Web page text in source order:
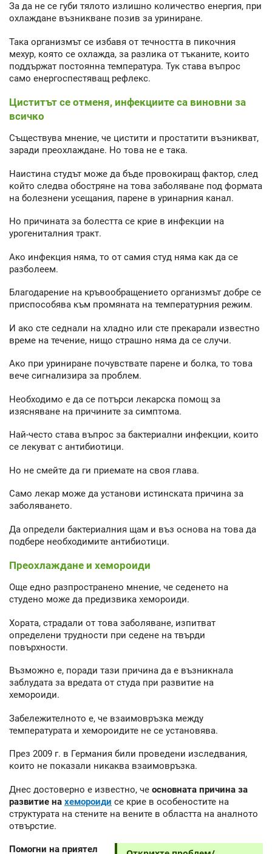
За да не се губи тялото излишно количество енергия, при
охлаждане възникване позив за уриниране.
Така организмът се избавя от течността в пикочния
мехур, която се охлажда, за разлика от тъканите, които
поддържат постоянна температура. Тук става въпрос
само енергоспестяващ рефлекс.
Циститът се отменя, инфекциите са виновни за
всичко
Съществува мнение, че цистити и простатити възникват,
заради преохлаждане. Но това не е така.
Наистина студът може да бъде провокиращ фактор, след
който следва обостряне на това заболяване под формата
на болезнени усещания, парене в уринарния канал.
Но причината за болестта се крие в инфекции на
урогениталния тракт.
Ако инфекция няма, то от самия студ няма как да се
разболеем.
Благодарение на кръвообращението организмът добре се
приспособява към промяната на температурния режим.
И ако сте седнали на хладно или сте прекарали известно
време на течение, нищо страшно няма да се случи.
Ако при уриниране почувствате парене и болка, то това
вече сигнализира за проблем.
Необходимо е да се потърси лекарска помощ за
изясняване на причините за симптома.
Най-често става въпрос за бактериални инфекции, които
се лекуват с антибиотици.
Но не смейте да ги приемате на своя глава.
Само лекар може да установи истинската причина за
заболяването.
Да определи бактериалния щам и въз основа на това да
подбере необходимите антибиотици.
Преохлаждане и хемороиди
Още едно разпространено мнение, че седенето на
студено може да предизвика хемороиди.
Хората, страдали от това заболяване, изпитват
определени трудности при седене на твърди
повърхности.
Възможно е, поради тази причина да е възникнала
заблудата за вредата от студа при развитие на
хемороиди.
Забележителното е, че взаимовръзка между
температурата и хемороидите не се установява.
През 2009 г. в Германия били проведени изследвания,
които не показали никаква взаимовръзка.
Днес достоверно е известно, че основната причина за
развитие на хемороиди се крие в особеностите на
структурата на стените на вените в областта на аналното
отвърстие.
Помогни на приятел